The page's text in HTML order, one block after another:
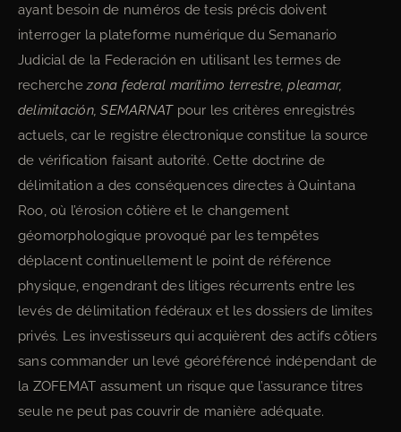
ayant besoin de numéros de tesis précis doivent
interroger la plateforme numérique du Semanario
Judicial de la Federación en utilisant les termes de
recherchezona federal marítimo terrestre, pleamar,
delimitación, SEMARNATpour les critères enregistrés
actuels, car le registre électronique constitue la source
de vérification faisant autorité. Cette doctrine de
délimitation a des conséquences directes à Quintana
Roo, où l’érosion côtière et le changement
géomorphologique provoqué par les tempêtes
déplacent continuellement le point de référence
physique, engendrant des litiges récurrents entre les
levés de délimitation fédéraux et les dossiers de limites
privés. Les investisseurs qui acquièrent des actifs côtiers
sans commander un levé géoréférencé indépendant de
la ZOFEMAT assument un risque que l’assurance titres
seule ne peut pas couvrir de manière adéquate.